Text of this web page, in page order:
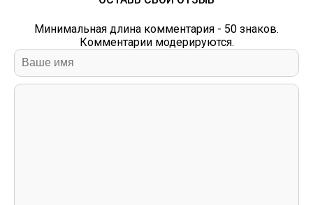
Минимальная длина комментария - 50 знаков.
Комментарии модерируются.